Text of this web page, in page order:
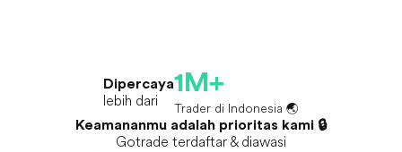
Dipercaya
lebih dari
1M+
Trader di Indonesia 🌏
Keamananmu adalah prioritas kami 🔒
Gotrade terdaftar & diawasi